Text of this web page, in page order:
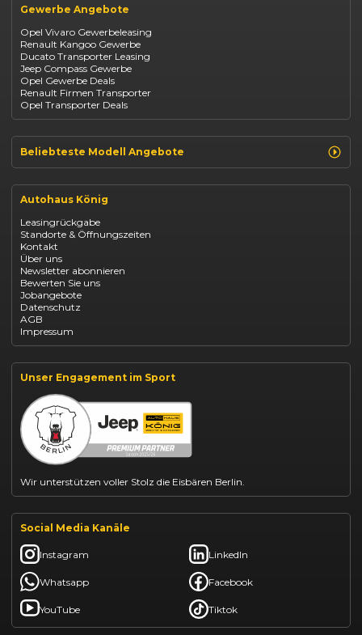
Mazda CX-30
Fiat
Jeep
Suzuki
BYD
Kia
Mazda
Citroën
Abarth
Fiat Professional
Gewerbe Angebote
Opel Vivaro Gewerbeleasing
Renault Kangoo Gewerbe
Ducato Transporter Leasing
Jeep Compass Gewerbe
Opel Gewerbe Deals
Renault Firmen Transporter
Opel Transporter Deals
Beliebteste Modell Angebote
Renault Arkana Leasing
Renault Captur Leasing
Opel Astra leasen
Opel Mokka kaufen
Opel Grandland finanzieren
Opel Vivaro Gewerbeleasing
Fiat 500 finanzieren
Fiat Panda leasen
Dacia Duster finanzieren
Dacia Sandero kaufen
Dacia Jogger leasen
Jeep Compass leasen
Jeep Renegade finanzieren
Suzuki Swift finanzieren
BYD Dolphin finanzieren
Kia Ceed finanzieren
Kia Sportage leasen
Mazda CX-30 finanzieren
Citroën C3 leasen
Autohaus König
Leasingrückgabe
Standorte & Öffnungszeiten
Kontakt
Über uns
Newsletter abonnieren
Bewerten Sie uns
Jobangebote
Datenschutz
AGB
Impressum
Unser Engagement im Sport
Wir unterstützen voller Stolz die Eisbären Berlin.
Social Media Kanäle
Instagram LinkedIn
Whatsapp Facebook
YouTube Tiktok